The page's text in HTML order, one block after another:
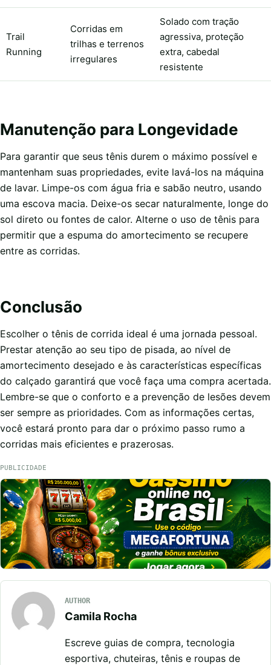
Trail
Running
Corridas em
trilhas e terrenos
irregulares
Solado com tração
agressiva, proteção
extra, cabedal
resistente
Manutenção para Longevidade
Para garantir que seus tênis durem o máximo possível e
mantenham suas propriedades, evite lavá-los na máquina
de lavar. Limpe-os com água fria e sabão neutro, usando
uma escova macia. Deixe-os secar naturalmente, longe do
sol direto ou fontes de calor. Alterne o uso de tênis para
permitir que a espuma do amortecimento se recupere
entre as corridas.
Conclusão
Escolher o tênis de corrida ideal é uma jornada pessoal.
Prestar atenção ao seu tipo de pisada, ao nível de
amortecimento desejado e às características específicas
do calçado garantirá que você faça uma compra acertada.
Lembre-se que o conforto e a prevenção de lesões devem
ser sempre as prioridades. Com as informações certas,
você estará pronto para dar o próximo passo rumo a
corridas mais eficientes e prazerosas.
PUBLICIDADE
AUTHOR
Camila Rocha
Escreve guias de compra, tecnologia
esportiva, chuteiras, tênis e roupas de